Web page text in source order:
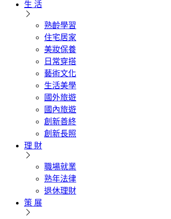
生 活
熟齡學習
住宅居家
美妝保養
日常穿搭
藝術文化
生活美學
國外旅遊
國內旅遊
創新善終
創新長照
理 財
職場就業
熟年法律
退休理財
策 展